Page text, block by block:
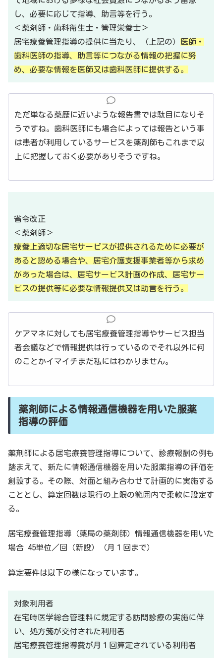
し、必要に応じて指導、助言等を行う。
＜薬剤師・歯科衛生士・管理栄養士＞
居宅療養管理指導の提供に当たり、（上記の） 医師・
歯科医師の指導、助言等につながる情報の把握に努
め、必要な情報を医師又は歯科医師に提供する。
ただ単なる薬歴に近いような報告書では駄目になりそ
うですね。歯科医師にも場合によっては報告という事
は患者が利用しているサービスを薬剤師もこれまで以
上に把握しておく必要がありそうですね。
省令改正
＜薬剤師＞
療養上適切な居宅サービスが提供されるために必要が
あると認める場合や、居宅介護支援事業者等から求め
があった場合は、居宅サービス計画の作成、居宅サー
ビスの提供等に必要な情報提供又は助言を行う。
ケアマネに対しても居宅療養管理指導やサービス担当
者会議などで情報提供は行っているのでそれ以外に何
のことかイマイチまだ私にはわかりません。
薬剤師による情報通信機器を用いた服薬
指導の評価
薬剤師による居宅療養管理指導について、診療報酬の例も
踏まえて、新たに情報通信機器を用いた服薬指導の評価を
創設する。その際、対面と組み合わせて計画的に実施する
こととし、算定回数は現行の上限の範囲内で柔軟に設定す
る。
居宅療養管理指導（薬局の薬剤師）情報通信機器を用いた
場合 45単位／回（新設）（月１回まで）
算定要件は以下の様になっています。
対象利用者
在宅時医学総合管理料に規定する訪問診療の実施に伴
い、処方箋が交付された利用者
居宅療養管理指導費が月１回算定されている利用者